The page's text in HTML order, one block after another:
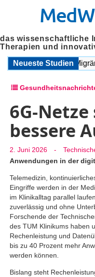
das wissenschaftliche
Therapien und
Neueste Studien
COPD und Migräne
6G-
bessere
2. Juni 2026 -
Anwendungen in der
Telemedizin,
Eingriffe werden in der
im Klinikalltag parallel
zuverlässig und ohne
Forschende der
des TUM Klinikums haben
Rechenleistung und
bis zu 40 Prozent mehr
werden können.
Bislang steht